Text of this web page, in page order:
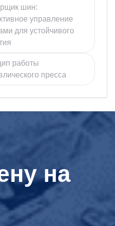
шин:
управление
для устойчивого
работы
пресса
на